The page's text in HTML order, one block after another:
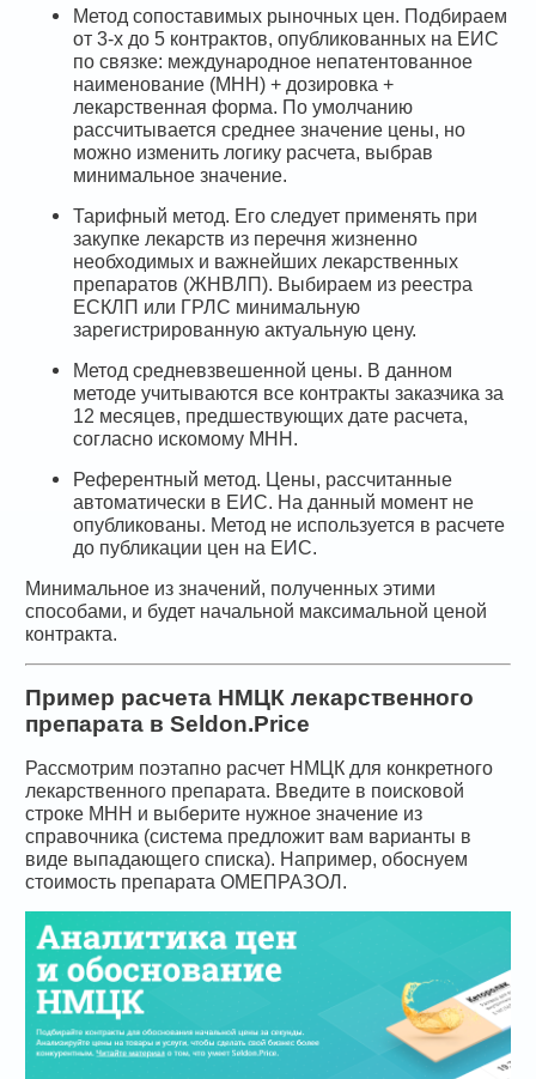
Метод сопоставимых рыночных цен. Подбираем
от 3-х до 5 контрактов, опубликованных на ЕИС
по связке: международное непатентованное
наименование (МНН) + дозировка +
лекарственная форма. По умолчанию
рассчитывается среднее значение цены, но
можно изменить логику расчета, выбрав
минимальное значение.
Тарифный метод. Его следует применять при
закупке лекарств из перечня жизненно
необходимых и важнейших лекарственных
препаратов (ЖНВЛП). Выбираем из реестра
ЕСКЛП или ГРЛС минимальную
зарегистрированную актуальную цену.
Метод средневзвешенной цены. В данном
методе учитываются все контракты заказчика за
12 месяцев, предшествующих дате расчета,
согласно искомому МНН.
Референтный метод. Цены, рассчитанные
автоматически в ЕИС. На данный момент не
опубликованы. Метод не используется в расчете
до публикации цен на ЕИС.
Минимальное из значений, полученных этими
способами, и будет начальной максимальной ценой
контракта.
Пример расчета НМЦК лекарственного
препарата в Seldon.Price
Рассмотрим поэтапно расчет НМЦК для конкретного
лекарственного препарата. Введите в поисковой
строке МНН и выберите нужное значение из
справочника (система предложит вам варианты в
виде выпадающего списка). Например, обоснуем
стоимость препарата ОМЕПРАЗОЛ.